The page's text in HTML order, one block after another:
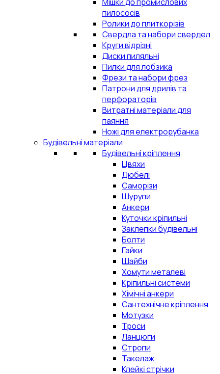
пилососів
Ролики до плиткорізів
Свердла та набори свердел
Круги відрізні
Диски пиляльні
Пилки для лобзика
Фрези та набори фрез
Патрони для дрилів та
перфораторів
Витратні матеріали для
паяння
Ножі для електрорубанка
Будівельні матеріали
Будівельні кріплення
Цвяхи
Дюбелі
Саморізи
Шурупи
Анкери
Куточки кріпильні
Заклепки будівельні
Болти
Гайки
Шайби
Хомути металеві
Кріпильні системи
Хімічні анкери
Сантехнічне кріплення
Мотузки
Троси
Ланцюги
Стропи
Такелаж
Клейкі стрічки